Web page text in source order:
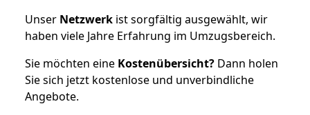
Unser Netzwerk ist sorgfältig ausgewählt, wir
haben viele Jahre Erfahrung im Umzugsbereich.
Sie möchten eine Kostenübersicht? Dann holen
Sie sich jetzt kostenlose und unverbindliche
Angebote.